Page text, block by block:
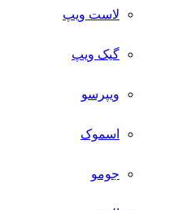
لاست ویپ
گیک ویپ
ویپرسو
اسموک
جومو